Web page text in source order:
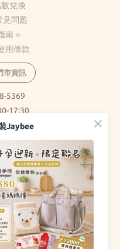
兌換
見問題
南 ⟡
用條款
市資訊
5369
17:30
大義路326巷5號
)
Jaybee